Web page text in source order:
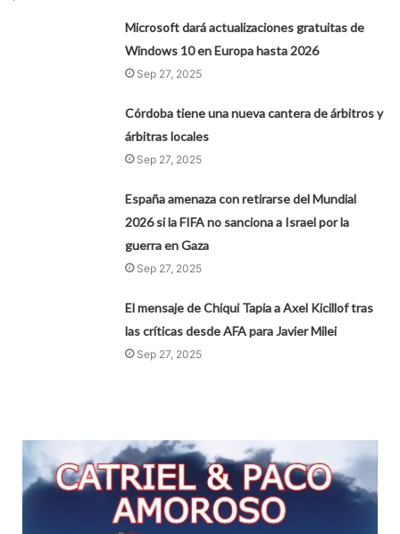
Microsoft dará actualizaciones gratuitas de
Windows 10 en Europa hasta 2026
Sep 27, 2025
Córdoba tiene una nueva cantera de árbitros y
árbitras locales
Sep 27, 2025
España amenaza con retirarse del Mundial
2026 si la FIFA no sanciona a Israel por la
guerra en Gaza
Sep 27, 2025
El mensaje de Chiqui Tapia a Axel Kicillof tras
las críticas desde AFA para Javier Milei
Sep 27, 2025